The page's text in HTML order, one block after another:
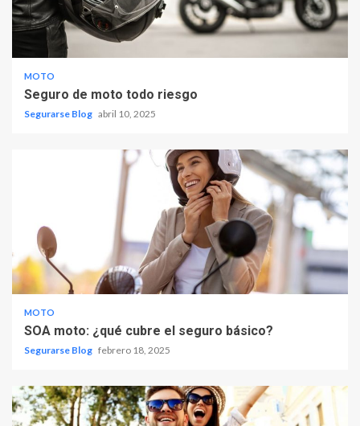
MOTO
Seguro de moto todo riesgo
Segurarse Blog abril 10, 2025
MOTO
SOA moto: ¿qué cubre el seguro básico?
Segurarse Blog febrero 18, 2025